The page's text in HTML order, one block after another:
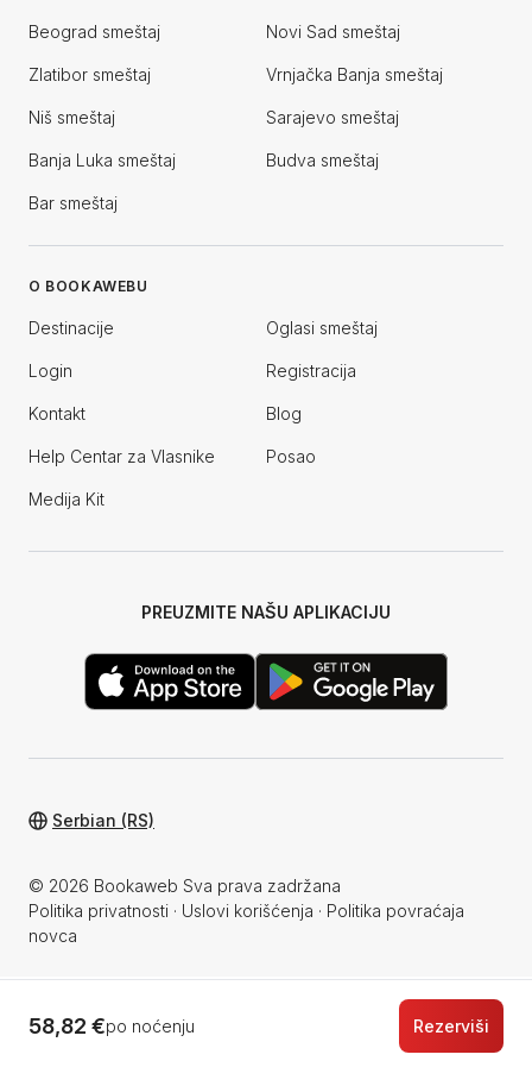
58,82 €po noćenju Rezerviši
Beograd smeštaj Novi Sad smeštaj
Zlatibor smeštaj Vrnjačka Banja smeštaj
Niš smeštaj Sarajevo smeštaj
Banja Luka smeštaj Budva smeštaj
Bar smeštaj
O BOOKAWEBU
Destinacije Oglasi smeštaj
Login Registracija
Kontakt Blog
Help Centar za Vlasnike Posao
Medija Kit
PREUZMITE NAŠU APLIKACIJU
© 2026 Bookaweb Sva prava zadržana
Politika privatnosti · Uslovi korišćenja · Politika povraćaja
novca
Serbian (RS)